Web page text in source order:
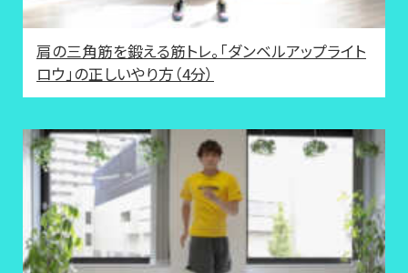
肩の三角筋を鍛える筋トレ。「ダンベルアップライト
ロウ」の正しいやり方（4分）